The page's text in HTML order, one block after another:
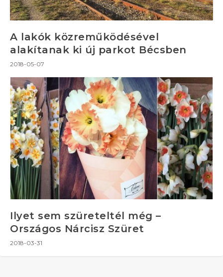
A lakók közreműködésével
alakítanak ki új parkot Bécsben
2018-05-07
Ilyet sem szüreteltél még –
Országos Nárcisz Szüret
2018-03-31